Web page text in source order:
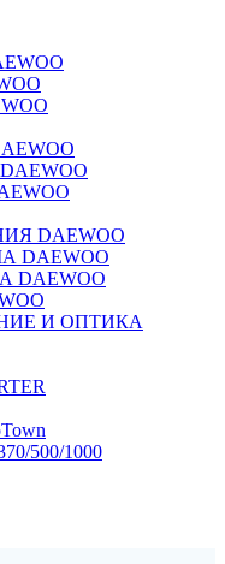
DAEWOO
И ОПТИКА
500/1000